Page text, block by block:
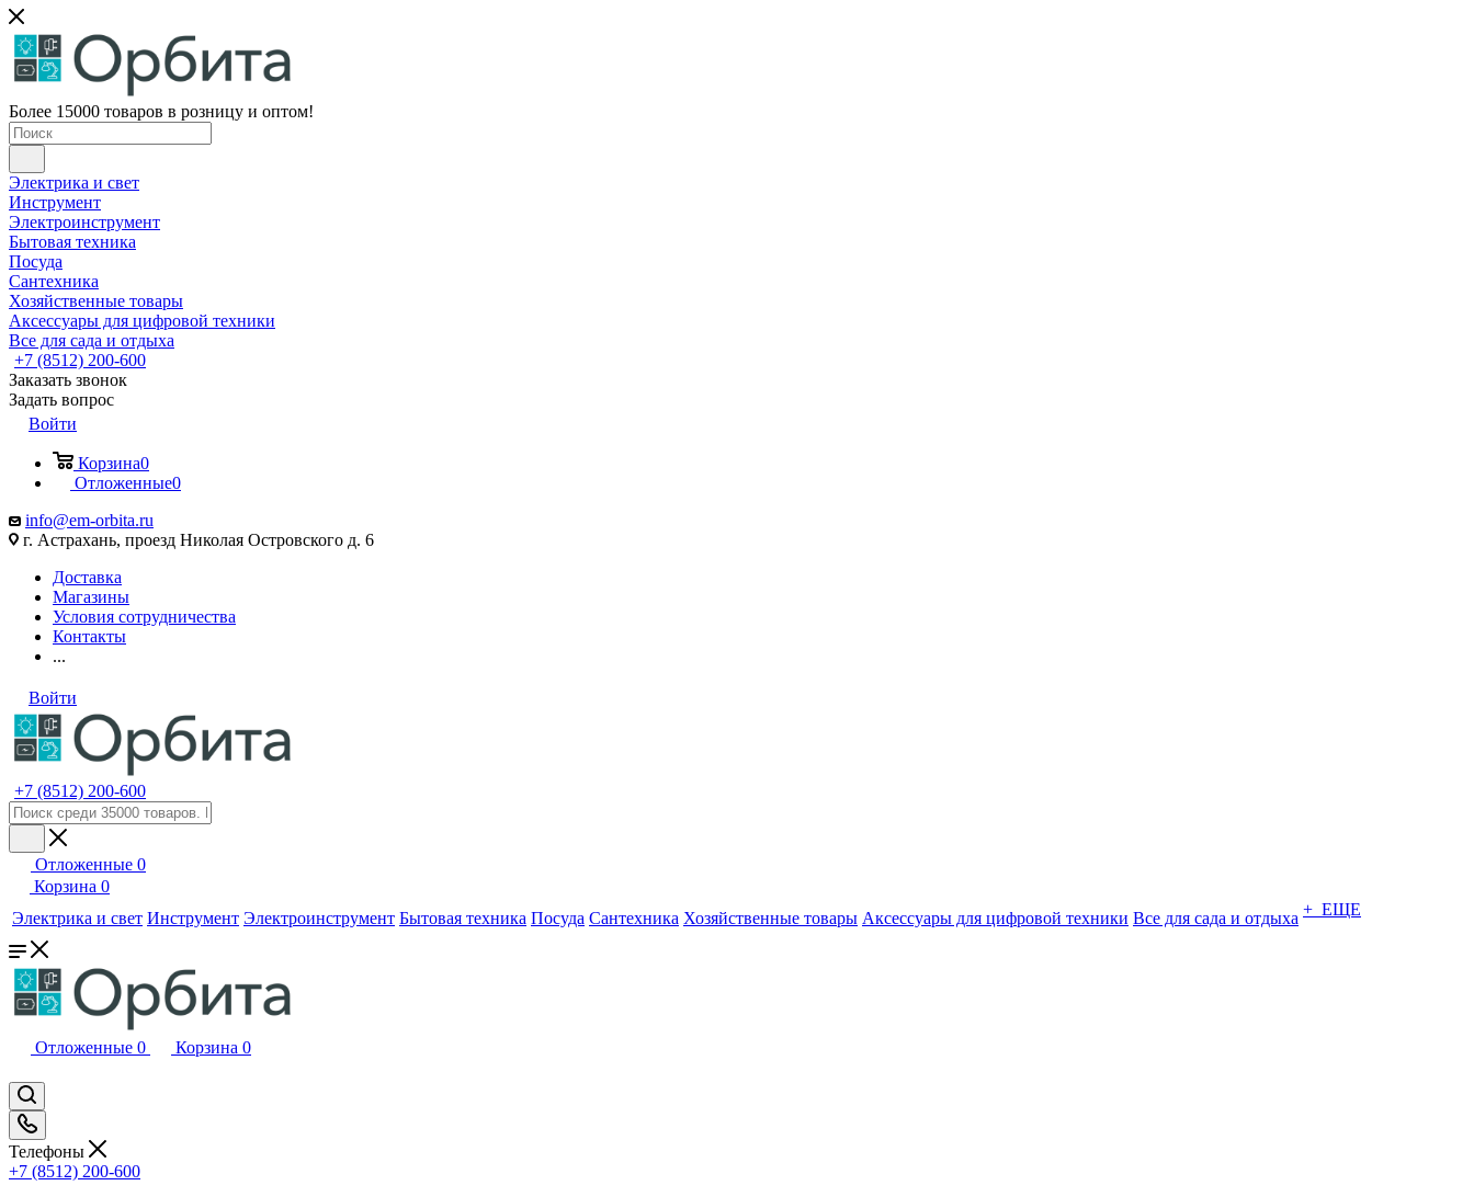
Более 15000 товаров в розницу и оптом!
Электрика и свет
Инструмент
Электроинструмент
Бытовая техника
Посуда
Сантехника
Хозяйственные товары
Аксессуары для цифровой техники
Все для сада и отдыха
+7 (8512) 200-600
Заказать звонок
Задать вопрос
Войти
Корзина0
Отложенные0
info@em-orbita.ru
г. Астрахань, проезд Николая Островского д. 6
Доставка
Магазины
Условия сотрудничества
Контакты
...
Войти
+7 (8512) 200-600
Отложенные 0
Корзина 0
Электрика и свет Инструмент Электроинструмент Бытовая техника Посуда Сантехника Хозяйственные товары Аксессуары для цифровой техники Все для сада и отдыха + ЕЩЕ
Отложенные 0 Корзина 0
Телефоны
+7 (8512) 200-600